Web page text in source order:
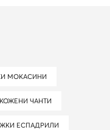
МОКАСИНИ
КОЖЕНИ ЧАНТИ
ЕСПАДРИЛИ